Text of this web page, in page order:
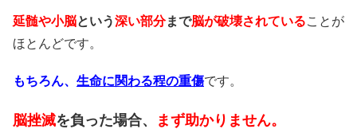
延髄や小脳という深い部分まで脳が破壊されていることが
ほとんどです。
もちろん、 生命に関わる程の重傷です。
脳挫滅を負った場合、 まず助かりません。